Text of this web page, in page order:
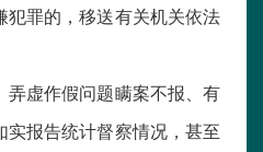
犯罪的，移送有关机关依法
弄虚作假问题瞒案不报、有
实报告统计督察情况，甚至